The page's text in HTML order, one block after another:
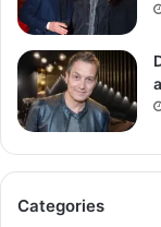
Categories